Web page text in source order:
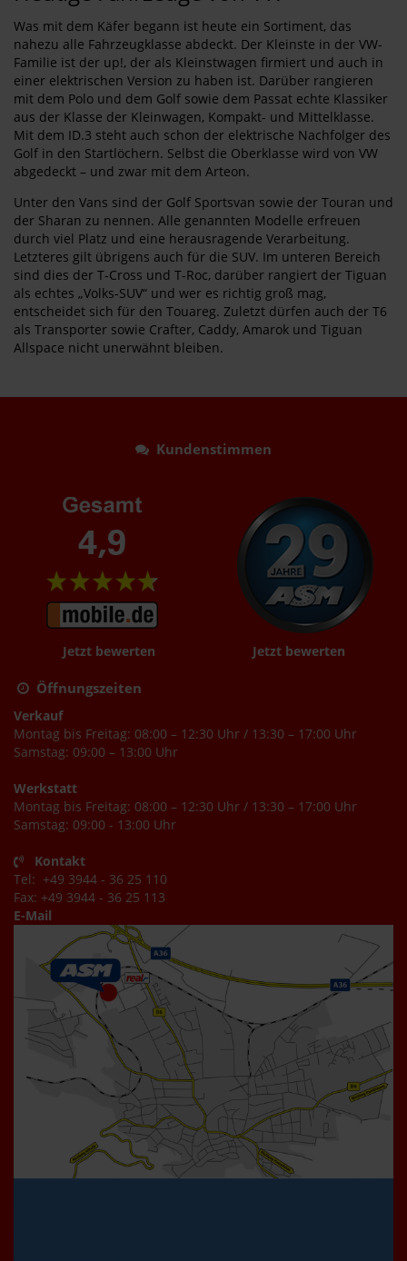
Was mit dem Käfer begann ist heute ein Sortiment, das
nahezu alle Fahrzeugklasse abdeckt. Der Kleinste in der VW-
Familie ist der up!, der als Kleinstwagen firmiert und auch in
einer elektrischen Version zu haben ist. Darüber rangieren
mit dem Polo und dem Golf sowie dem Passat echte Klassiker
aus der Klasse der Kleinwagen, Kompakt- und Mittelklasse.
Mit dem ID.3 steht auch schon der elektrische Nachfolger des
Golf in den Startlöchern. Selbst die Oberklasse wird von VW
abgedeckt – und zwar mit dem Arteon.
Unter den Vans sind der Golf Sportsvan sowie der Touran und
der Sharan zu nennen. Alle genannten Modelle erfreuen
durch viel Platz und eine herausragende Verarbeitung.
Letzteres gilt übrigens auch für die SUV. Im unteren Bereich
sind dies der T-Cross und T-Roc, darüber rangiert der Tiguan
als echtes „Volks-SUV“ und wer es richtig groß mag,
entscheidet sich für den Touareg. Zuletzt dürfen auch der T6
als Transporter sowie Crafter, Caddy, Amarok und Tiguan
Allspace nicht unerwähnt bleiben.
Kundenstimmen
Jetzt bewerten Jetzt bewerten
Öffnungszeiten
Verkauf
Montag bis Freitag: 08:00 – 12:30 Uhr / 13:30 – 17:00 Uhr
Samstag: 09:00 – 13:00 Uhr
Werkstatt
Montag bis Freitag: 08:00 – 12:30 Uhr / 13:30 – 17:00 Uhr
Samstag: 09:00 - 13:00 Uhr
Kontakt
Tel: +49 3944 - 36 25 110
Fax: +49 3944 - 36 25 113
E-Mail